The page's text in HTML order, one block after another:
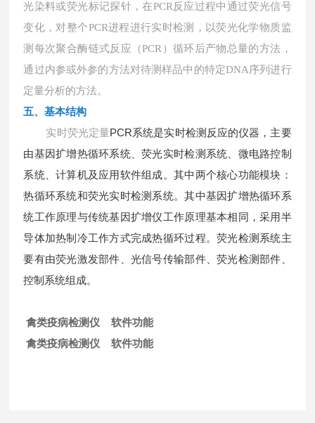
光染料或荧光标记探针，在PCR反应过程中通过荧光信号
变化，对整个PCR进程进行实时检测，以荧光化学物质监
测每次聚合酶链式反应（PCR）循环后产物总量的方法，
通过内参或外参的方法对待测样品中的特定DNA序列进行
定量分析的方法。
五、基本结构
实时荧光定量PCR系统是实时检测反应的仪器，主要
由基因扩增热循环系统、荧光实时检测系统、微电路控制
系统、计算机及应用软件组成。其中两个核心功能模块：
热循环系统和荧光实时检测系统。其中基因扩增热循环系
统工作原理与传统基因扩增仪工作原理基本相同，采用半
导体加热制冷工作方式完成热循环过程。荧光检测系统主
要有由荧光激发部件、光信号传输部件、荧光检测部件、
控制系统组成。
禽类疫病检测仪 软件功能
禽类疫病检测仪 软件功能